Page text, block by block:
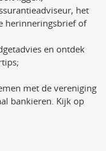
het
herinneringsbrief of
en ontdek
met de vereniging
bankieren. Kijk op